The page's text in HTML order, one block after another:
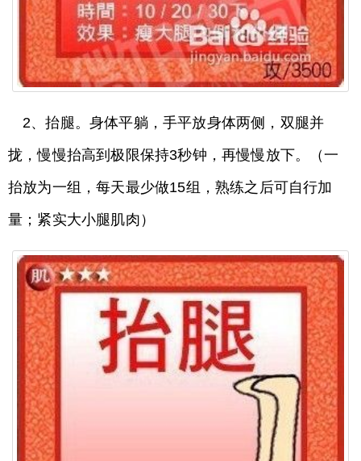
2、抬腿。身体平躺，手平放身体两侧，双腿并
拢，慢慢抬高到极限保持3秒钟，再慢慢放下。（一
抬放为一组，每天最少做15组，熟练之后可自行加
量；紧实大小腿肌肉）